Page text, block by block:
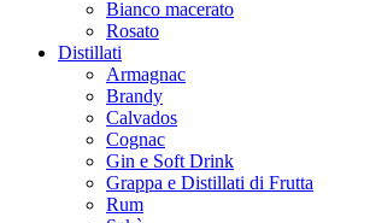
Bianco macerato
Rosato
Distillati
Armagnac
Brandy
Calvados
Cognac
Gin e Soft Drink
Grappa e Distillati di Frutta
Rum